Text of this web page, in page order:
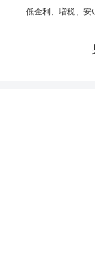
低金利、増税、安